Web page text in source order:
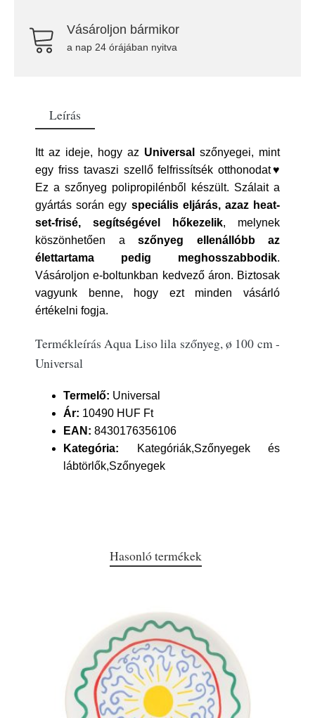
Vásároljon bármikor
a nap 24 órájában nyitva
Leírás
Itt az ideje, hogy az Universal
szőnyegei, mint
egy friss tavaszi szellő felfrissítsék otthonodat♥
Ez a szőnyeg polipropilénből készült. Szálait a
gyártás során egy speciális eljárás, azaz heat-
set-frisé, segítségével hőkezelik, melynek
köszönhetően a szőnyeg ellenállóbb az
élettartama pedig meghosszabbodik.
Vásároljon e-boltunkban kedvező áron. Biztosak
vagyunk benne, hogy ezt minden vásárló
értékelni fogja.
Termékleírás Aqua Liso lila szőnyeg, ø 100 cm -
Universal
Termelő: Universal
Ár: 10490 HUF Ft
EAN: 8430176356106
Kategória: Kategóriák,Szőnyegek és
lábtörlők,Szőnyegek
Hasonló termékek